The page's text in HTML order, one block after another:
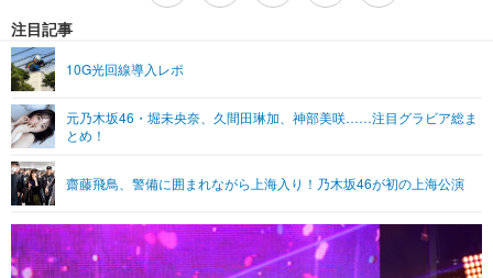
エンタメTOP 映画・ドラマ
グラビア
ショッピング その他
ライフTOP
リリース一覧
プッシュ通知の停止方法
注目記事
10G光回線導入レポ
元乃木坂46・堀未央奈、久間田琳加、神部美咲……注目グラビア総ま
とめ！
齋藤飛鳥、警備に囲まれながら上海入り！乃木坂46が初の上海公演